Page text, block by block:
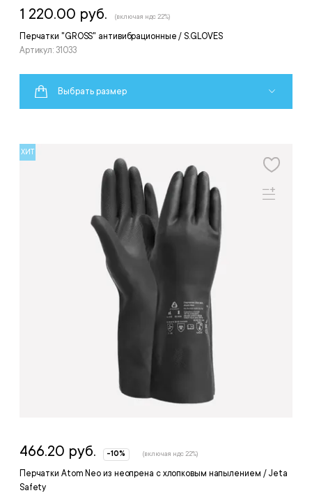
Перчатки "GROSS" антивибрационные / S.GLOVES
Артикул: 31033
1 220.00 руб. (включая ндс 22%)
Выбрать размер
ХИТ
Перчатки Atom Neo из неопрена с хлопковым напылением / Jeta
Safety
466.20 руб. -10% (включая ндс 22%)